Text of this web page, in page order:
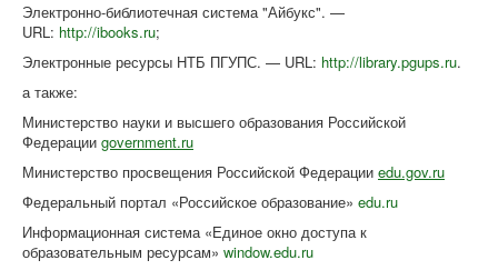
Электронно-библиотечная система "Айбукс". —
URL: http://ibooks.ru;
Электронные ресурсы НТБ ПГУПС. — URL: http://library.pgups.ru.
а также:
Министерство науки и высшего образования Российской
Федерации government.ru
Министерство просвещения Российской Федерации edu.gov.ru
Федеральный портал «Российское образование» edu.ru
Информационная система «Единое окно доступа к
образовательным ресурсам» window.edu.ru